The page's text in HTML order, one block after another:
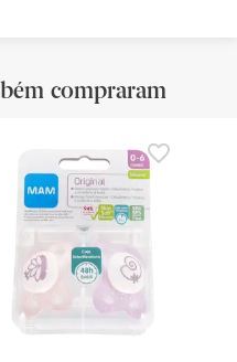
compraram